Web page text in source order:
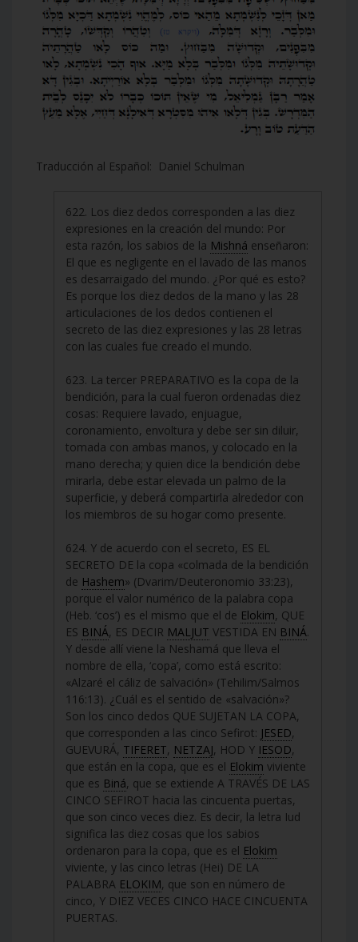
Traducción al Español: Daniel Schulman
622. Los diez dedos corresponden a las diez
expresiones en la creación del mundo: Por
esta razón, los sabios de la Mishná enseñaron:
El que es negligente en el lavado de las manos
es desarraigado del mundo. ¿Por qué es esto?
Es porque los diez dedos de la mano y las 28
articulaciones de los dedos contienen el
secreto de las diez expresiones y las 28 letras
con las cuales fue creado el mundo.
623. La tercer PREPARATIVO es la copa de la
bendición, para la cual fueron ordenadas diez
cosas: Requiere lavado, enjuague,
coronamiento, envoltura y debe ser sin diluir,
tomada con ambas manos, y colocado en la
mano derecha; y quien dice la bendición debe
mirarla, debe estar elevada un palmo de la
superficie, y deberá compartirla alrededor con
los miembros de su hogar como presente.
624. Y de acuerdo con el secreto, ES EL
SECRETO DE la copa «colmada de la bendición
de Hashem» (Dvarim/Deuteronomio 33:23),
porque el valor numérico de la palabra copa
(Heb. ‘cos’) es el mismo que el de Elokim, QUE
ES BINÁ, ES DECIR MALJUT VESTIDA EN BINÁ.
Y desde allí viene la Neshamá que lleva el
nombre de ella, ‘copa’, como está escrito:
«Alzaré el cáliz de salvación» (Tehilim/Salmos
116:13). ¿Cuál es el sentido de «salvación»?
Son los cinco dedos QUE SUJETAN LA COPA,
que corresponden a las cinco Sefirot: JESED,
GUEVURÁ, TIFERET, NETZAJ, HOD Y IESOD,
que están en la copa, que es el Elokim viviente
que es Biná, que se extiende A TRAVÉS DE LAS
CINCO SEFIROT hacia las cincuenta puertas,
que son cinco veces diez. Es decir, la letra Iud
significa las diez cosas que los sabios
ordenaron para la copa, que es el Elokim
viviente, y las cinco letras (Hei) DE LA
PALABRA ELOKIM, que son en número de
cinco, Y DIEZ VECES CINCO HACE CINCUENTA
PUERTAS.